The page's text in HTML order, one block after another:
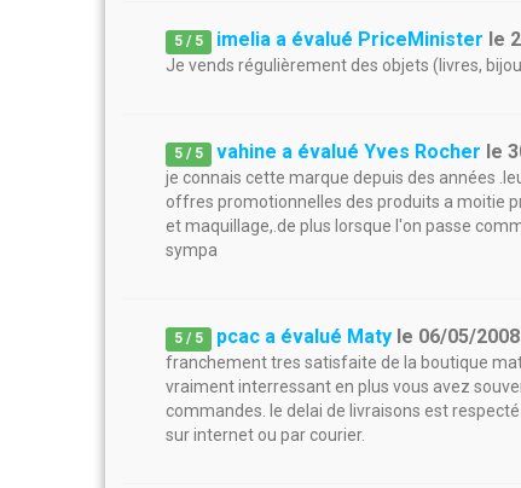
5 / 5 imelia a évalué PriceMinister le
Je vends régulièrement des objets (livres,
5 / 5 vahine a évalué Yves Rocher le
je connais cette marque depuis des années
offres promotionnelles des produits a moitie
et maquillage,.de plus lorsque l'on passe
sympa
5 / 5 pcac a évalué Maty le 06/05/2008
franchement tres satisfaite de la boutique
vraiment interressant en plus vous avez
commandes. le delai de livraisons est
sur internet ou par courier.